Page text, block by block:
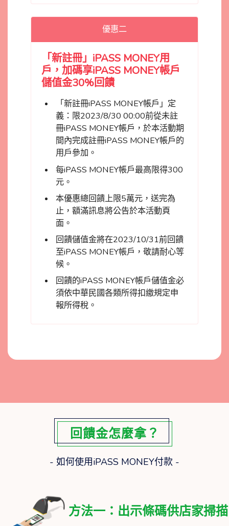
優惠二
「新註冊」iPASS MONEY用
戶，加碼享iPASS MONEY帳戶
儲值金30%回饋
「新註冊iPASS MONEY帳戶」定
義：限2023/8/30 00:00前從未註
冊iPASS MONEY帳戶，於本活動期
間內完成註冊iPASS MONEY帳戶的
用戶參加。
每iPASS MONEY帳戶最高限得300
元。
本優惠總回饋上限5萬元，送完為
止，額滿訊息將公告於本活動頁
面。
回饋儲值金將在2023/10/31前回饋
至iPASS MONEY帳戶，敬請耐心等
候。
回饋的iPASS MONEY帳戶儲值金必
須依中華民國各類所得扣繳規定申
報所得稅。
回饋金怎麼拿？
- 如何使用iPASS MONEY付款 -
方法一：出示條碼供店家掃描